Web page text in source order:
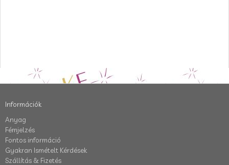
Információk
Anyag
Fémjelzés
Fontos információ
Gyakran Ismételt Kérdések
Szállítás & Fizetés